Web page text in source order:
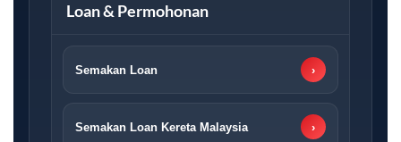
Loan & Permohonan
Semakan Loan ›
Semakan Loan Kereta Malaysia ›